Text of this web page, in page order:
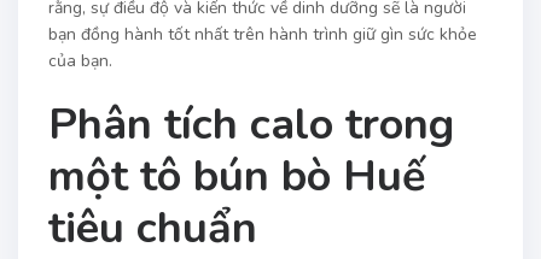
rằng, sự điều độ và kiến thức về dinh dưỡng sẽ là người
bạn đồng hành tốt nhất trên hành trình giữ gìn sức khỏe
của bạn.
Phân tích calo trong
một tô bún bò Huế
tiêu chuẩn